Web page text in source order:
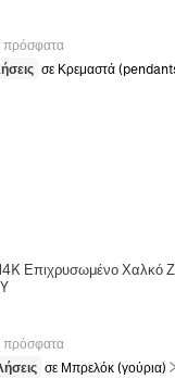
πρόσφατα
σε Κρεμαστά
Επιχρυσωμένο Χαλκό
πρόσφατα
σε Μπρελόκ (γούρια)